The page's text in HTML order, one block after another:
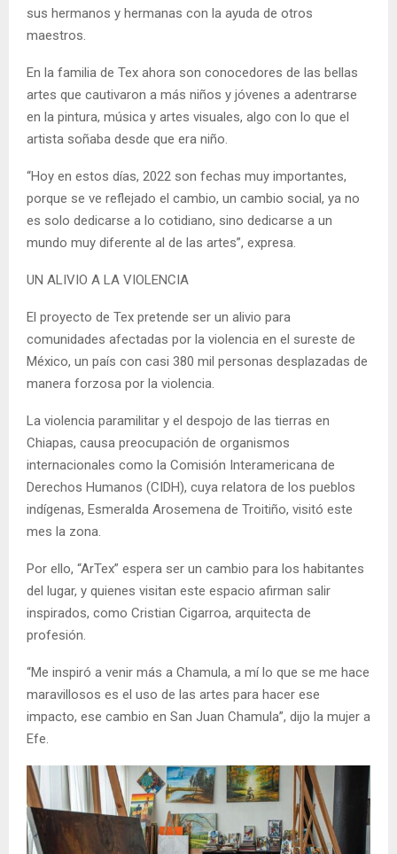
sus hermanos y hermanas con la ayuda de otros
maestros.
En la familia de Tex ahora son conocedores de las bellas
artes que cautivaron a más niños y jóvenes a adentrarse
en la pintura, música y artes visuales, algo con lo que el
artista soñaba desde que era niño.
“Hoy en estos días, 2022 son fechas muy importantes,
porque se ve reflejado el cambio, un cambio social, ya no
es solo dedicarse a lo cotidiano, sino dedicarse a un
mundo muy diferente al de las artes”, expresa.
UN ALIVIO A LA VIOLENCIA
El proyecto de Tex pretende ser un alivio para
comunidades afectadas por la violencia en el sureste de
México, un país con casi 380 mil personas desplazadas de
manera forzosa por la violencia.
La violencia paramilitar y el despojo de las tierras en
Chiapas, causa preocupación de organismos
internacionales como la Comisión Interamericana de
Derechos Humanos (CIDH), cuya relatora de los pueblos
indígenas, Esmeralda Arosemena de Troitiño, visitó este
mes la zona.
Por ello, “ArTex” espera ser un cambio para los habitantes
del lugar, y quienes visitan este espacio afirman salir
inspirados, como Cristian Cigarroa, arquitecta de
profesión.
“Me inspiró a venir más a Chamula, a mí lo que se me hace
maravillosos es el uso de las artes para hacer ese
impacto, ese cambio en San Juan Chamula”, dijo la mujer a
Efe.